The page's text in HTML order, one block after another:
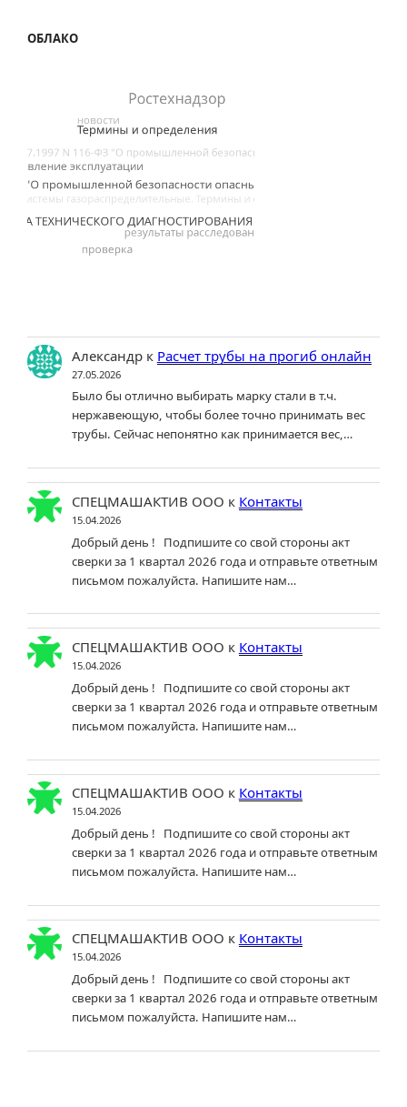
ОБЛАКО
Александрк Расчет трубы на прогиб онлайн
27.05.2026
Было бы отлично выбирать марку стали в т.ч.
нержавеющую, чтобы более точно принимать вес
трубы. Сейчас непонятно как принимается вес,…
СПЕЦМАШАКТИВ ООО к Контакты
15.04.2026
Добрый день ! Подпишите со свой стороны акт
сверки за 1 квартал 2026 года и отправьте ответным
письмом пожалуйста. Напишите нам…
СПЕЦМАШАКТИВ ООО к Контакты
15.04.2026
Добрый день ! Подпишите со свой стороны акт
сверки за 1 квартал 2026 года и отправьте ответным
письмом пожалуйста. Напишите нам…
СПЕЦМАШАКТИВ ООО к Контакты
15.04.2026
Добрый день ! Подпишите со свой стороны акт
сверки за 1 квартал 2026 года и отправьте ответным
письмом пожалуйста. Напишите нам…
СПЕЦМАШАКТИВ ООО к Контакты
15.04.2026
Добрый день ! Подпишите со свой стороны акт
сверки за 1 квартал 2026 года и отправьте ответным
письмом пожалуйста. Напишите нам…